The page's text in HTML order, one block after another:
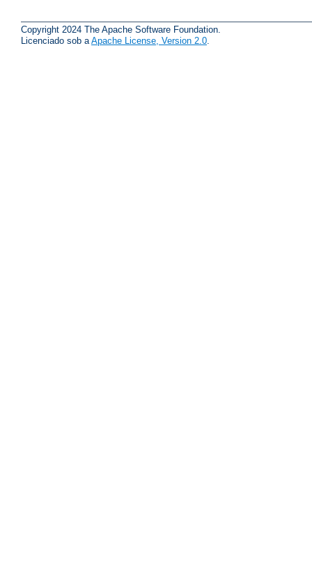
Copyright 2024 The Apache Software Foundation.
Licenciado sob a Apache License, Version 2.0